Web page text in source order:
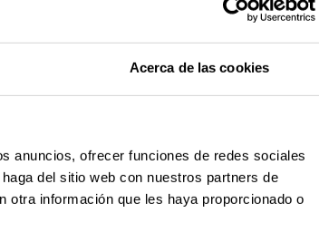
Acerca de las cookies
anuncios, ofrecer funciones de redes sociales
del sitio web con nuestros partners de
otra información que les haya proporcionado o
Propósito
Esta cookie se utiliza para distinguir
objeto de elaborar informes válidos
sobre el uso de su web.
1 día